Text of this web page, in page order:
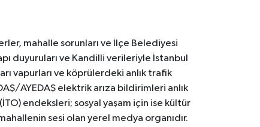
mahalle sorunları ve İlçe Belediyesi
duyuruları ve Kandilli verileriyle İstanbul
vapurları ve köprülerdeki anlık trafik
AYEDAŞ elektrik arıza bildirimleri anlık
endeksleri; sosyal yaşam için ise kültür
sesi olan yerel medya organıdır.